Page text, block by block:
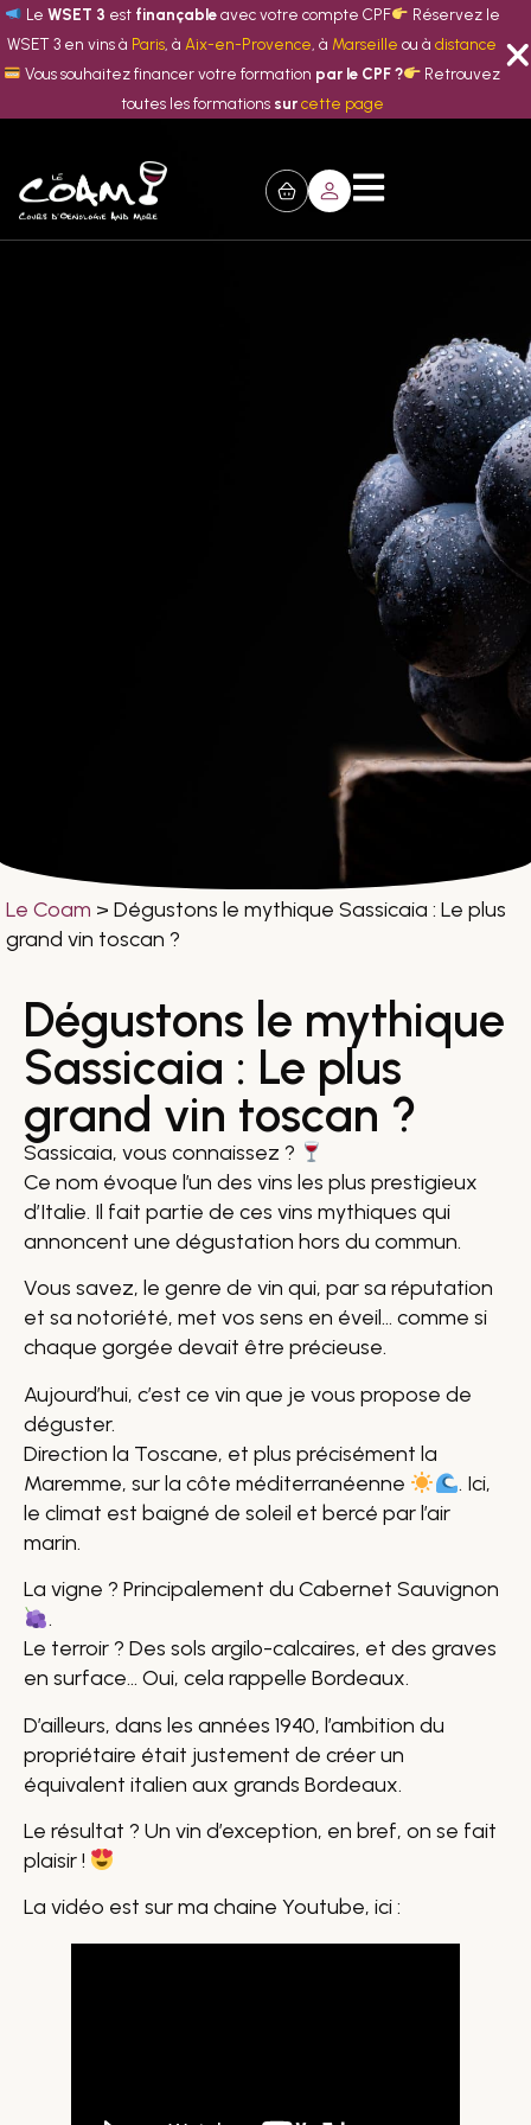
Le WSET 3 est finançableavec votre compte CPF
Réservez le
WSET 3 en vins à Paris, à Aix-en-Provence, à Marseille ou àdistance
Vous souhaitez financer votre formation par le CPF ?
Retrouvez
toutes les formations surcette page
Le Coam > Dégustons le mythique Sassicaia : Le plus
grand vin toscan ?
Dégustons le mythique
Sassicaia : Le plus
grand vin toscan ?
Sassicaia, vous connaissez ?
Ce nom évoque l’un des vins les plus prestigieux
d’Italie. Il fait partie de ces vins mythiques qui
annoncent une dégustation hors du commun.
Vous savez, le genre de vin qui, par sa réputation
et sa notoriété, met vos sens en éveil… comme si
chaque gorgée devait être précieuse.
Aujourd’hui, c’est ce vin que je vous propose de
déguster.
Direction la Toscane, et plus précisément la
Maremme, sur la côte méditerranéenne
. Ici,
le climat est baigné de soleil et bercé par l’air
marin.
La vigne ? Principalement du Cabernet Sauvignon
.
Le terroir ? Des sols argilo-calcaires, et des graves
en surface… Oui, cela rappelle Bordeaux.
D’ailleurs, dans les années 1940, l’ambition du
propriétaire était justement de créer un
équivalent italien aux grands Bordeaux.
Le résultat ? Un vin d’exception, en bref, on se fait
plaisir !
La vidéo est sur ma chaine Youtube, ici :